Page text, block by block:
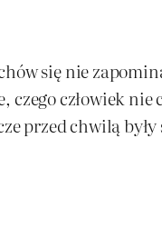
się nie
człowiek
przed chwilą